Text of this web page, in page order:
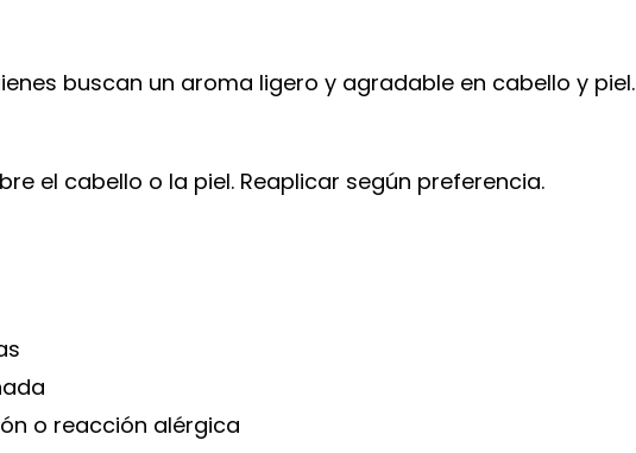
buscan un aroma ligero y agradable en cabello y piel.
el cabello o la piel. Reaplicar según preferencia.
o reacción alérgica